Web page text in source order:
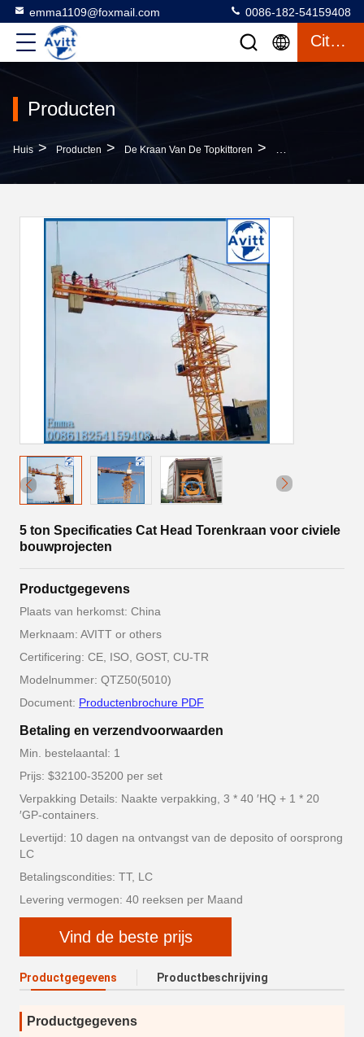
emma1109@foxmail.com 0086-182-54159408
Citaat
Producten
Huis > Producten > De Kraan Van De Topkittoren > 5 Ton
5 ton Specificaties Cat Head Torenkraan voor civiele
bouwprojecten
Productgegevens
Plaats van herkomst: China
Merknaam: AVITT or others
Certificering: CE, ISO, GOST, CU-TR
Modelnummer: QTZ50(5010)
Document: Productenbrochure PDF
Betaling en verzendvoorwaarden
Min. bestelaantal: 1
Prijs: $32100-35200 per set
Verpakking Details: Naakte verpakking, 3 * 40 ′HQ + 1 * 20
′GP-containers.
Levertijd: 10 dagen na ontvangst van de deposito of oorsprong
LC
Betalingscondities: TT, LC
Levering vermogen: 40 reeksen per Maand
Vind de beste prijs
Productgegevens Productbeschrijving
Productgegevens